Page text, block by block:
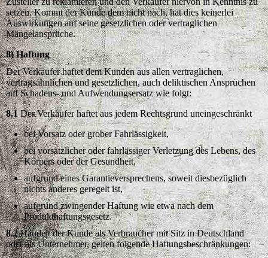
setzen. Kommt der Kunde dem nicht nach, hat dies keinerlei
Auswirkungen auf seine gesetzlichen oder vertraglichen
Mängelansprüche.
8) Haftung
Der Verkäufer haftet dem Kunden aus allen vertraglichen,
vertragsähnlichen und gesetzlichen, auch deliktischen Ansprüchen
auf Schadens- und Aufwendungsersatz wie folgt:
8.1Der Verkäufer haftet aus jedem Rechtsgrund uneingeschränkt
bei Vorsatz oder grober Fahrlässigkeit,
bei vorsätzlicher oder fahrlässiger Verletzung des Lebens, des
Körpers oder der Gesundheit,
aufgrund eines Garantieversprechens, soweit diesbezüglich
nichts anderes geregelt ist,
aufgrund zwingender Haftung wie etwa nach dem
Produkthaftungsgesetz.
8.2Handelt der Kunde als Verbraucher mit Sitz in Deutschland
oder als Unternehmer, gelten folgende Haftungsbeschränkungen: